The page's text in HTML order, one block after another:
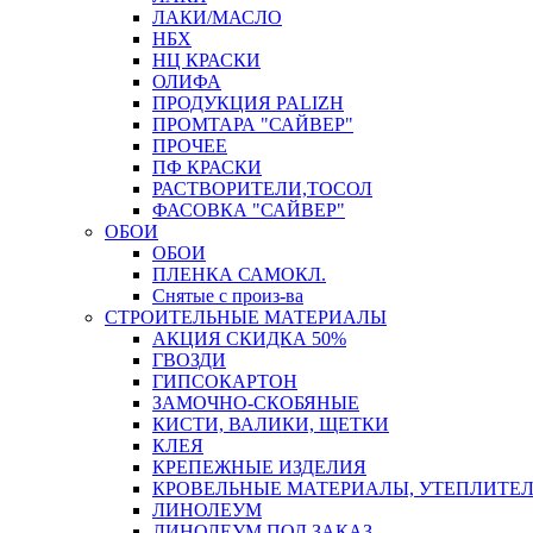
ЛАКИ/МАСЛО
НБХ
НЦ КРАСКИ
ОЛИФА
ПРОДУКЦИЯ PALIZH
ПРОМТАРА "САЙВЕР"
ПРОЧЕЕ
ПФ КРАСКИ
РАСТВОРИТЕЛИ,ТОСОЛ
ФАСОВКА "САЙВЕР"
ОБОИ
ОБОИ
ПЛЕНКА САМОКЛ.
Снятые с произ-ва
СТРОИТЕЛЬНЫЕ МАТЕРИАЛЫ
АКЦИЯ СКИДКА 50%
ГВОЗДИ
ГИПСОКАРТОН
ЗАМОЧНО-СКОБЯНЫЕ
КИСТИ, ВАЛИКИ, ЩЕТКИ
КЛЕЯ
КРЕПЕЖНЫЕ ИЗДЕЛИЯ
КРОВЕЛЬНЫЕ МАТЕРИАЛЫ,
ЛИНОЛЕУМ